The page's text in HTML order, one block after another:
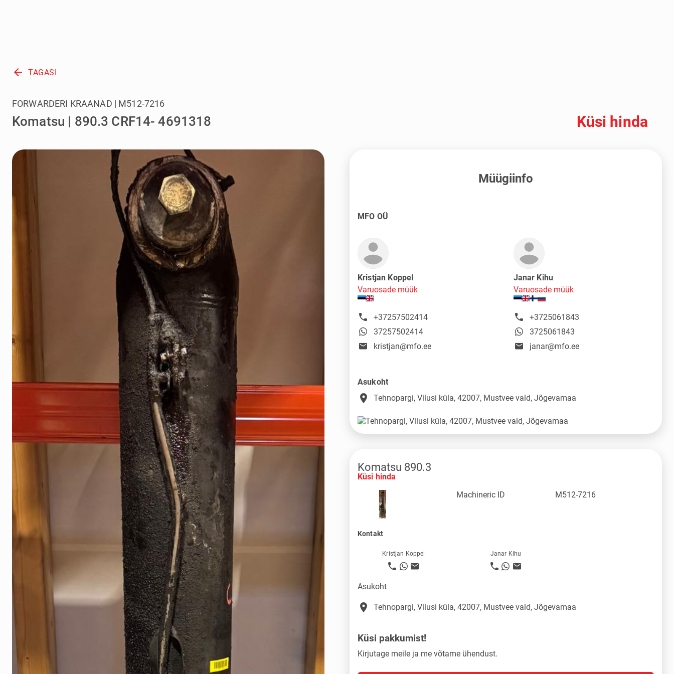
arrow_back TAGASI
Komatsu | 890.3 CRF14- 4691318
FORWARDERI KRAANAD | M512-7216
Küsi hinda
Müügiinfo
MFO OÜ
Kristjan Koppel
Varuosade müük
+37257502414
37257502414
kristjan@mfo.ee
Janar Kihu
Varuosade müük
+3725061843
3725061843
janar@mfo.ee
Asukoht
place Tehnopargi, Vilusi küla, 42007, Mustvee vald, Jõgevamaa
Komatsu 890.3
Küsi hinda
Machineric ID
M512-7216
Kontakt
Kristjan Koppel Janar Kihu
Asukoht
place Tehnopargi, Vilusi küla, 42007, Mustvee vald, Jõgevamaa
Küsi pakkumist!
Kirjutage meile ja me võtame ühendust.